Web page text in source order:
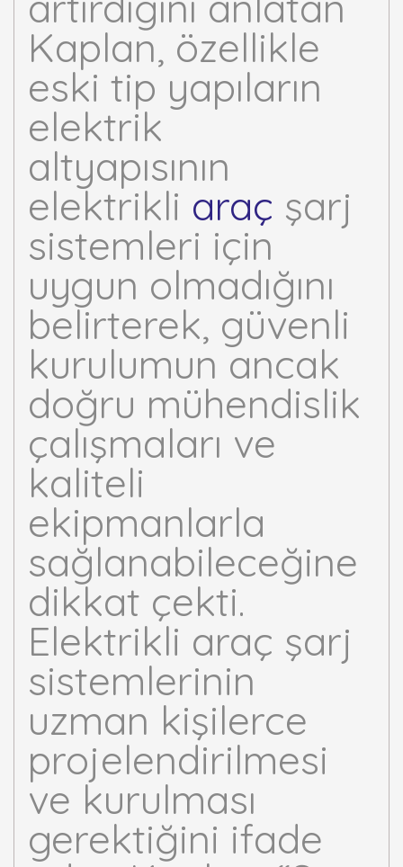
Kaplan, özellikle
eski tip yapıların
elektrik
altyapısının
elektrikli araç şarj
sistemleri için
uygun olmadığını
belirterek, güvenli
kurulumun ancak
doğru mühendislik
çalışmaları ve
kaliteli
ekipmanlarla
sağlanabileceğine
dikkat çekti.
Elektrikli araç şarj
sistemlerinin
uzman kişilerce
projelendirilmesi
ve kurulması
gerektiğini ifade